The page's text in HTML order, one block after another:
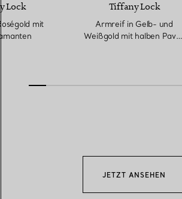
Lock
mit
Tiffany Lock
Armreif in Gelb- und
Weißgold mit halben Pavé-
JETZT ANSEHEN